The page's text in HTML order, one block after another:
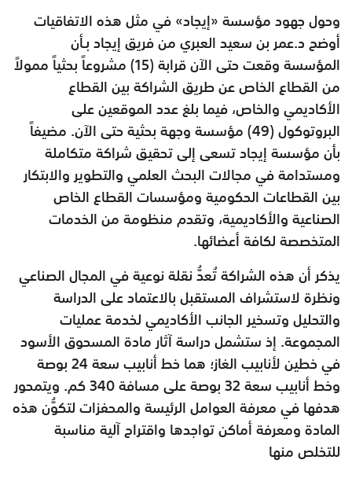
وحول جهود مؤسسة «إيجاد» في مثل هذه الاتفاقيات
أوضح د.عمر بن سعيد العبري من فريق إيجاد بـأن
المؤسسة وقعت حتى الآن قرابة (15) مشروعاً بحثياً ممولاً
من القطاع الخاص عن طريق الشراكة بين القطاع
الأكاديمي والخاص، فيما بلغ عدد الموقعين على
البروتوكول (49) مؤسسة وجهة بحثية حتى الآن. مضيفاً
بأن مؤسسة إيجاد تسعى إلى تحقيق شراكة متكاملة
ومستدامة في مجالات البحث العلمي والتطوير والابتكار
بين القطاعات الحكومية ومؤسسات القطاع الخاص
الصناعية والأكاديمية، وتقدم منظومة من الخدمات
المتخصصة لكافة أعضائها.
يذكر أن هذه الشراكة تُعدُّ نقلة نوعية في المجال الصناعي
ونظرة لاستشراف المستقبل بالاعتماد على الدراسة
والتحليل وتسخير الجانب الأكاديمي لخدمة عمليات
المجموعة. إذ ستشمل دراسة آثار مادة المسحوق الأسود
في خطين لأنابيب الغاز؛ هما خط أنابيب سعة 24 بوصة
وخط أنابيب سعة 32 بوصة على مسافة 340 كم. ويتمحور
هدفها في معرفة العوامل الرئيسة والمحفزات لتكوُّن هذه
المادة ومعرفة أماكن تواجدها واقتراح آلية مناسبة
للتخلص منها